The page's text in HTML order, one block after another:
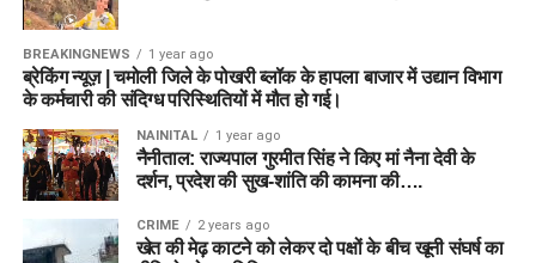
BREAKINGNEWS 1 year ago
ब्रेकिंग न्यूज़ | चमोली जिले के पोखरी ब्लॉक के हापला बाजार में उद्यान विभाग
के कर्मचारी की संदिग्ध परिस्थितियों में मौत हो गई।
NAINITAL 1 year ago
नैनीताल: राज्यपाल गुरमीत सिंह ने किए मां नैना देवी के
दर्शन, प्रदेश की सुख-शांति की कामना की….
CRIME 2 years ago
खेत की मेढ़ काटने को लेकर दो पक्षों के बीच खूनी संघर्ष का